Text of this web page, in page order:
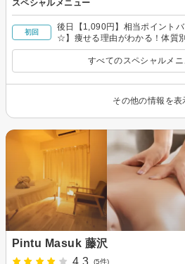
スペシャルメニュー
初回
後日【1,090円】相当ポイント
☆】痩せる理由がわかる！体質
スリムコース全身90分
すべてのスペシャルメ
その他の情報を表
Pintu Masuk 藤沢
4.3
(5件)